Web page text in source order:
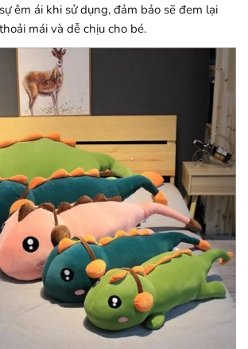
êm ái khi sử dụng, đảm bảo sẽ đem lại
mái và dễ chịu cho bé.